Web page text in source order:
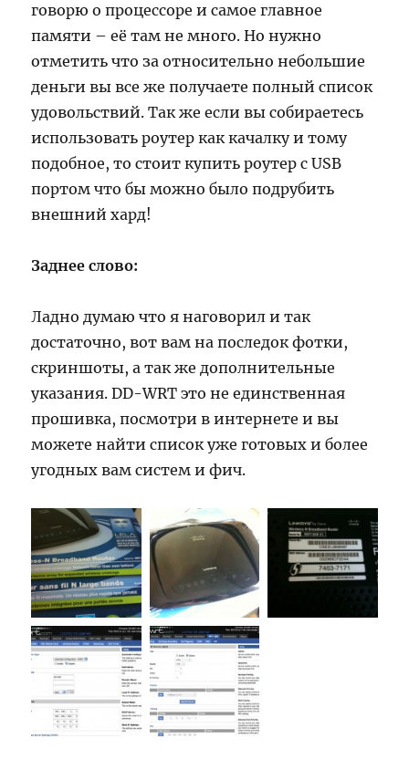
говорю о процессоре и самое главное
памяти – её там не много. Но нужно
отметить что за относительно небольшие
деньги вы все же получаете полный список
удовольствий. Так же если вы собираетесь
использовать роутер как качалку и тому
подобное, то стоит купить роутер с USB
портом что бы можно было подрубить
внешний хард!
Заднее слово:
Ладно думаю что я наговорил и так
достаточно, вот вам на последок фотки,
скриншоты, а так же дополнительные
указания. DD-WRT это не единственная
прошивка, посмотри в интернете и вы
можете найти список уже готовых и более
угодных вам систем и фич.